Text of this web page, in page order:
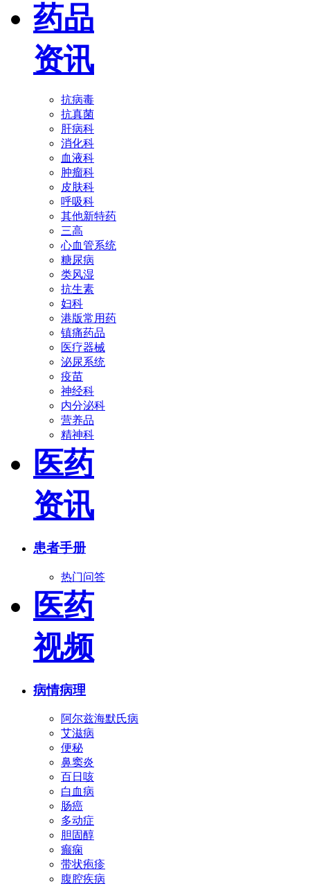
药品
资讯
抗病毒
抗真菌
肝病科
消化科
血液科
肿瘤科
皮肤科
呼吸科
其他新特药
三高
心血管系统
糖尿病
类风湿
抗生素
妇科
港版常用药
镇痛药品
医疗器械
泌尿系统
疫苗
神经科
内分泌科
营养品
精神科
医药
资讯
患者手册
热门问答
医药
视频
病情病理
阿尔兹海默氏病
艾滋病
便秘
鼻窦炎
百日咳
白血病
肠癌
多动症
胆固醇
癫痫
带状疱疹
腹腔疾病